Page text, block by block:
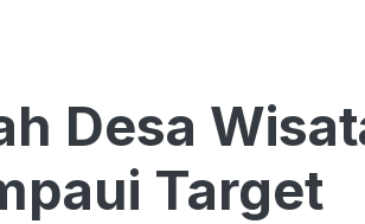
Desa
Target